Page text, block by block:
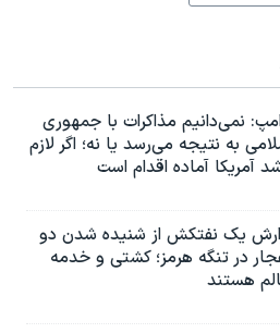
نمی‌دانیم مذاکرات با جمهوری
به نتیجه می‌رسد یا نه؛ اگر لازم
آمریکا آماده اقدام است
یک نفتکش از شنیده شدن دو
در تنگه هرمز؛ کشتی و خدمه
هستند